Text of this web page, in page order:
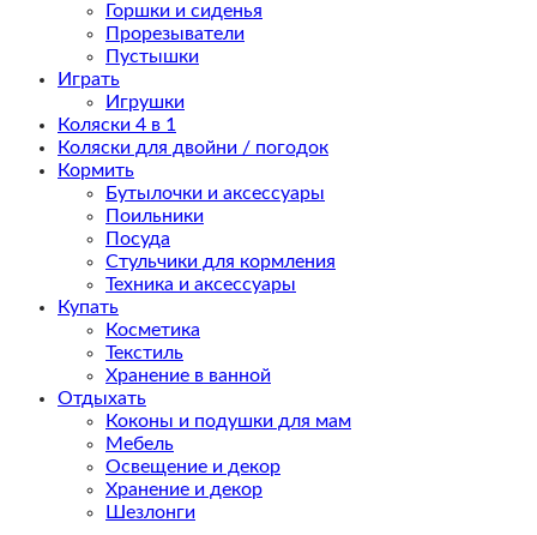
Горшки и сиденья
Прорезыватели
Пустышки
Играть
Игрушки
Коляски 4 в 1
Коляски для двойни / погодок
Кормить
Бутылочки и аксессуары
Поильники
Посуда
Стульчики для кормления
Техника и аксессуары
Купать
Косметика
Текстиль
Хранение в ванной
Отдыхать
Коконы и подушки для мам
Мебель
Освещение и декор
Хранение и декор
Шезлонги